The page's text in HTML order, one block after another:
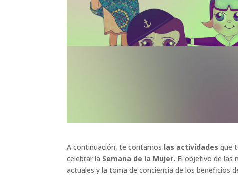
A continuación, te contamos las actividades que
celebrar la Semana de la Mujer. El objetivo de las
actuales y la toma de conciencia de los beneficios